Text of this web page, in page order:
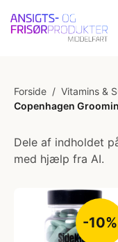
Forside / Vitamins &
Copenhagen
Dele af indholdet
med hjælp fra AI.
-10%